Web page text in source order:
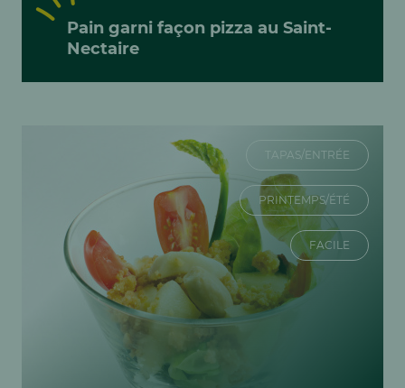
Pain garni façon pizza au Saint-
Nectaire
TAPAS/ENTRÉE
PRINTEMPS/ÉTÉ
FACILE